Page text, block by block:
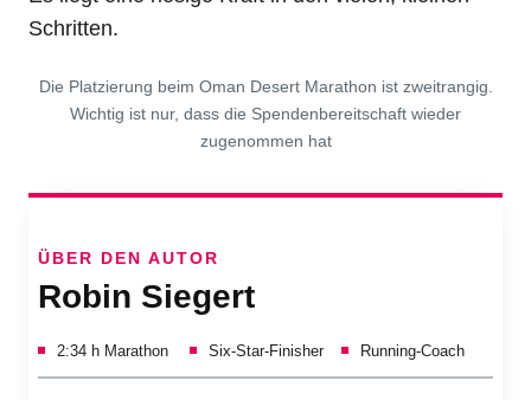
Schritten.
Die Platzierung beim Oman Desert Marathon ist zweitrangig.
Wichtig ist nur, dass die Spendenbereitschaft wieder
zugenommen hat
ÜBER DEN AUTOR
Robin Siegert
2:34 h Marathon Six-Star-Finisher Running-Coach